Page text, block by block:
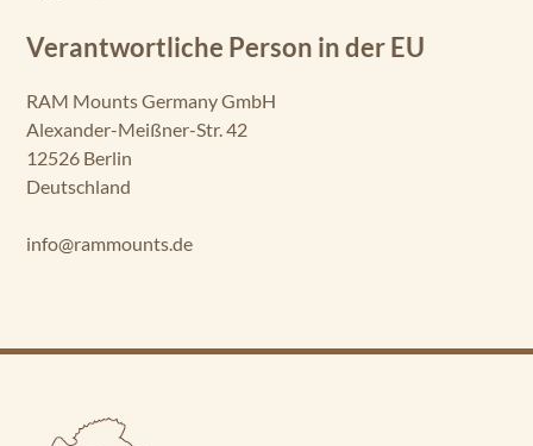
Verantwortliche Person in der EU
RAM Mounts Germany GmbH
Alexander-Meißner-Str. 42
12526 Berlin
Deutschland
info@rammounts.de